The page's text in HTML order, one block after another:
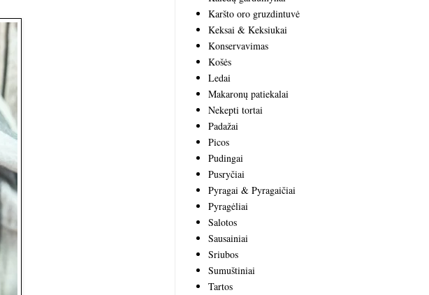
Karšto oro gruzdintuvė
Keksai & Keksiukai
Konservavimas
Košės
Ledai
Makaronų patiekalai
Nekepti tortai
Padažai
Picos
Pudingai
Pusryčiai
Pyragai & Pyragaičiai
Pyragėliai
Salotos
Sausainiai
Sriubos
Sumuštiniai
Tartos